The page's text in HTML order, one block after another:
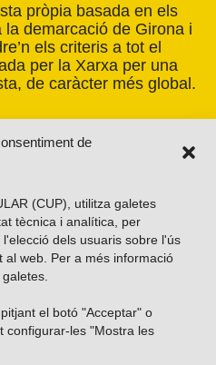
de
(CUP), utilitza galetes
tècnica i analítica, per
dels usuaris sobre l'ús
al web. Per a més informació
el botó "Acceptar" o
configurar-les "Mostra les
pròpia basada en els
la demarcació de Girona i
els criteris a tot el
per la Xarxa per una
de caràcter més global.
al nostre butlletí?